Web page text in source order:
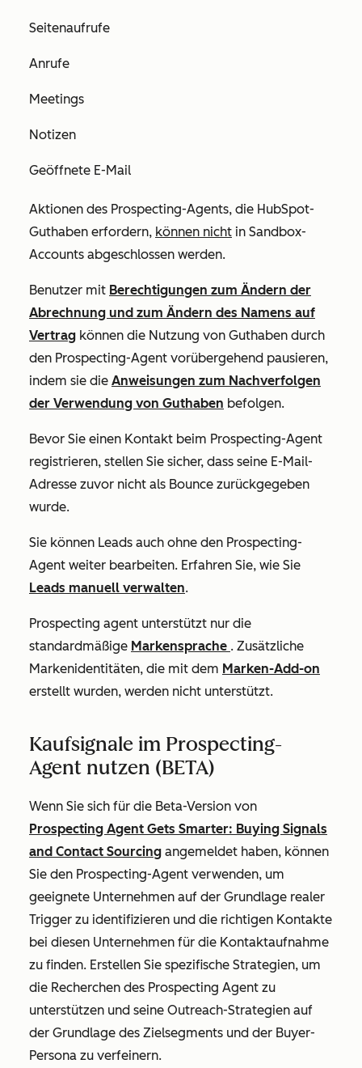
Seitenaufrufe
Anrufe
Meetings
Notizen
Geöffnete E-Mail
Aktionen des Prospecting-Agents, die HubSpot-
Guthaben erfordern, können nicht in Sandbox-
Accounts abgeschlossen werden.
Benutzer mit Berechtigungen zum Ändern der
Abrechnung und zum Ändern des Namens auf
Vertrag können die Nutzung von Guthaben durch
den Prospecting-Agent vorübergehend pausieren,
indem sie die Anweisungen zum Nachverfolgen
der Verwendung von Guthaben befolgen.
Bevor Sie einen Kontakt beim Prospecting-Agent
registrieren, stellen Sie sicher, dass seine E-Mail-
Adresse zuvor nicht als Bounce zurückgegeben
wurde.
Sie können Leads auch ohne den Prospecting-
Agent weiter bearbeiten. Erfahren Sie, wie Sie
Leads manuell verwalten.
Prospecting agent unterstützt nur die
standardmäßige Markensprache . Zusätzliche
Markenidentitäten, die mit dem Marken-Add-on
erstellt wurden, werden nicht unterstützt.
Kaufsignale im Prospecting-
Agent nutzen (BETA)
Wenn Sie sich für die Beta-Version von
Prospecting Agent Gets Smarter: Buying Signals
and Contact Sourcing angemeldet haben, können
Sie den Prospecting-Agent verwenden, um
geeignete Unternehmen auf der Grundlage realer
Trigger zu identifizieren und die richtigen Kontakte
bei diesen Unternehmen für die Kontaktaufnahme
zu finden. Erstellen Sie spezifische Strategien, um
die Recherchen des Prospecting Agent zu
unterstützen und seine Outreach-Strategien auf
der Grundlage des Zielsegments und der Buyer-
Persona zu verfeinern.